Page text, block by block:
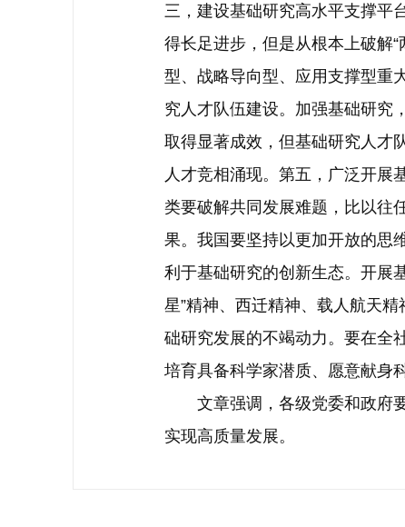
三，建设基础研究高水平支撑平
得长足进步，但是从根本上破解
型、战略导向型、应用支撑型重
究人才队伍建设。加强基础研究
取得显著成效，但基础研究人才
人才竞相涌现。第五，广泛开展
类要破解共同发展难题，比以往
果。我国要坚持以更加开放的思
利于基础研究的创新生态。开展
星”精神、西迁精神、载人航天
础研究发展的不竭动力。要在全
培育具备科学家潜质、愿意献身
文章强调，各级党委和政府要
实现高质量发展。